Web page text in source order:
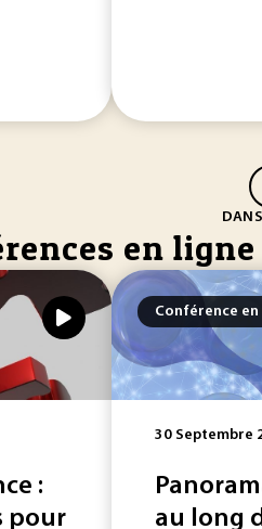
en
:
pour
Conférence
30 Septembre
au long